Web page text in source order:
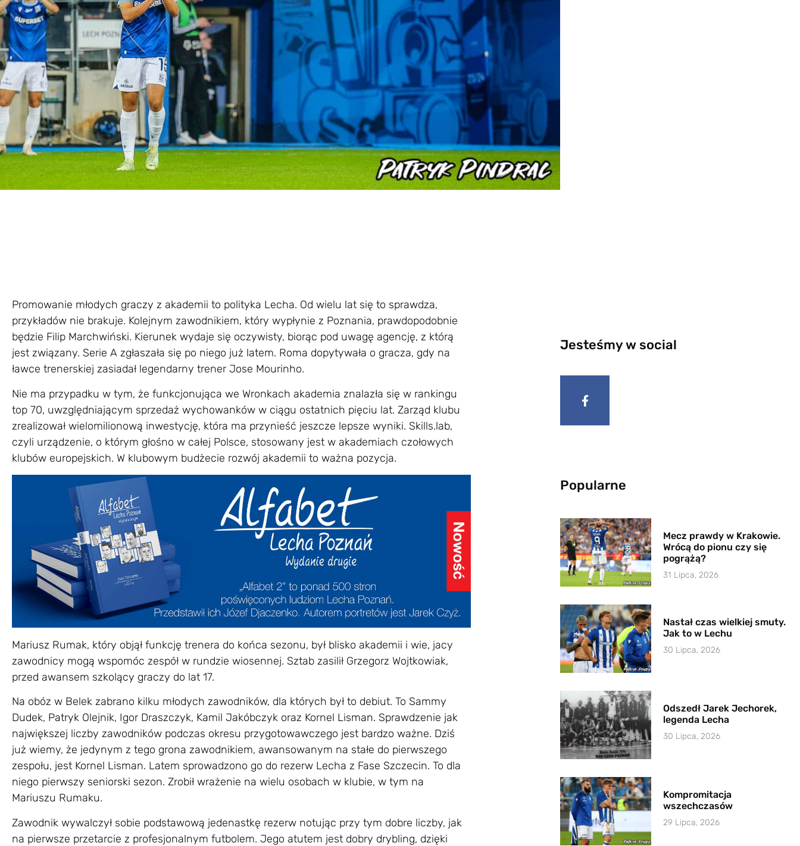
Promowanie młodych graczy z akademii to polityka Lecha. Od wielu lat się to sprawdza,
przykładów nie brakuje. Kolejnym zawodnikiem, który wypłynie z Poznania, prawdopodobnie
będzie Filip Marchwiński. Kierunek wydaje się oczywisty, biorąc pod uwagę agencję, z którą
jest związany. Serie A zgłaszała się po niego już latem. Roma dopytywała o gracza, gdy na
ławce trenerskiej zasiadał legendarny trener Jose Mourinho.
Nie ma przypadku w tym, że funkcjonująca we Wronkach akademia znalazła się w rankingu
top 70, uwzględniającym sprzedaż wychowanków w ciągu ostatnich pięciu lat. Zarząd klubu
zrealizował wielomilionową inwestycję, która ma przynieść jeszcze lepsze wyniki. Skills.lab,
czyli urządzenie, o którym głośno w całej Polsce, stosowany jest w akademiach czołowych
klubów europejskich. W klubowym budżecie rozwój akademii to ważna pozycja.
Mariusz Rumak, który objął funkcję trenera do końca sezonu, był blisko akademii i wie, jacy
zawodnicy mogą wspomóc zespół w rundzie wiosennej. Sztab zasilił Grzegorz Wojtkowiak,
przed awansem szkolący graczy do lat 17.
Na obóz w Belek zabrano kilku młodych zawodników, dla których był to debiut. To Sammy
Dudek, Patryk Olejnik, Igor Draszczyk, Kamil Jakóbczyk oraz Kornel Lisman. Sprawdzenie jak
największej liczby zawodników podczas okresu przygotowawczego jest bardzo ważne. Dziś
już wiemy, że jedynym z tego grona zawodnikiem, awansowanym na stałe do pierwszego
zespołu, jest Kornel Lisman. Latem sprowadzono go do rezerw Lecha z Fase Szczecin. To dla
niego pierwszy seniorski sezon. Zrobił wrażenie na wielu osobach w klubie, w tym na
Mariuszu Rumaku.
Zawodnik wywalczył sobie podstawową jedenastkę rezerw notując przy tym dobre liczby, jak
na pierwsze przetarcie z profesjonalnym futbolem. Jego atutem jest dobry drybling, dzięki
Jesteśmy w social
Popularne
Mecz prawdy w Krakowie.
Wrócą do pionu czy się
pogrążą?
31 Lipca, 2026
Nastał czas wielkiej smuty.
Jak to w Lechu
30 Lipca, 2026
Odszedł Jarek Jechorek,
legenda Lecha
30 Lipca, 2026
Kompromitacja
wszechczasów
29 Lipca, 2026